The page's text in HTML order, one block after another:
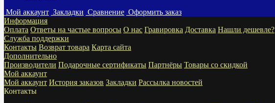
Мой аккаунт Закладки Сравнение Оформить заказ
Информация
Оплата Ответы на частые вопросы О нас Гравировка Доставка Нашли дешевле?
Служба поддержки
Контакты Возврат товара Карта сайта
Дополнительно
Производители Подарочные сертификаты Партнёры Товары со скидкой
Мой аккаунт
Мой аккаунт История заказов Закладки Рассылка новостей
Контакты